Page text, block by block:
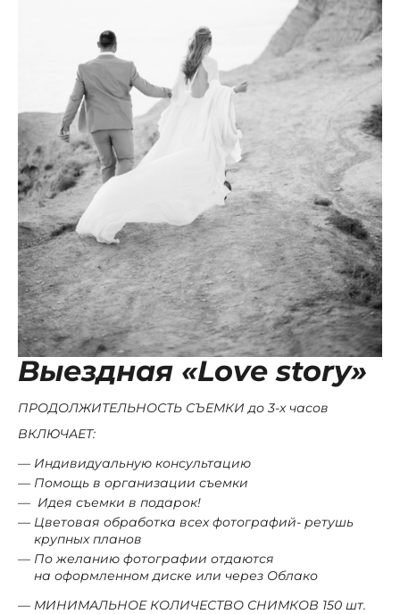
Выездная «Love story»
ПРОДОЛЖИТЕЛЬНОСТЬ СЪЕМКИ до 3-х часов
ВКЛЮЧАЕТ:
Индивидуальную консультацию
Помощь в организации съемки
Идея съемки в подарок!
Цветовая обработка всех фотографий- ретушь
крупных планов
По желанию фотографии отдаются
на оформленном диске или через Облако
МИНИМАЛЬНОЕ КОЛИЧЕСТВО СНИМКОВ 150шт.